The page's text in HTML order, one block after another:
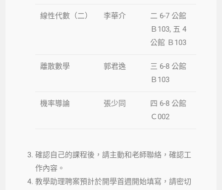
線性代數（二） 李華介
二 6-7 公館
Ｂ103, 五 4
公館 Ｂ103
離散數學 郭君逸
三 6-8 公館
Ｂ103
機率導論 張少同
四 6-8 公館
Ｃ002
確認自己的課程後，請主動和老師聯絡，確認工
作內容。
教學助理聘案預計於開學首週開始填寫，請密切